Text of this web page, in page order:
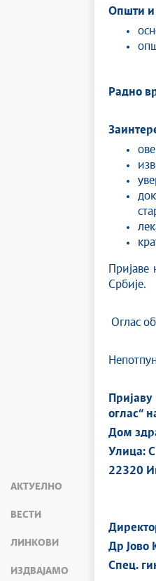
АКТУЕЛНО
ВЕСТИ
ЛИНКОВИ
ИЗДВАЈАМО
Општи и
Радно
Србије.
Оглас
оглас“
Дом
Улица:
22320
Др Јово
Спец.